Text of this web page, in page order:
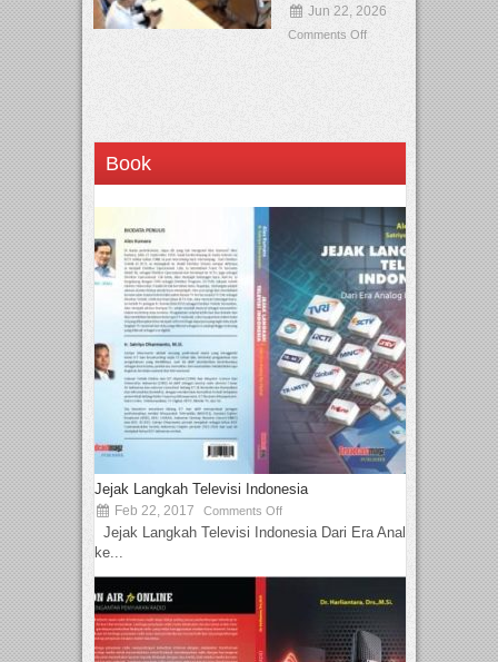
Jun 22, 2026
Comments Off
Book
Jejak Langkah Televisi Indonesia
Feb 22, 2017 Comments Off
Jejak Langkah Televisi Indonesia Dari Era Analog
ke...